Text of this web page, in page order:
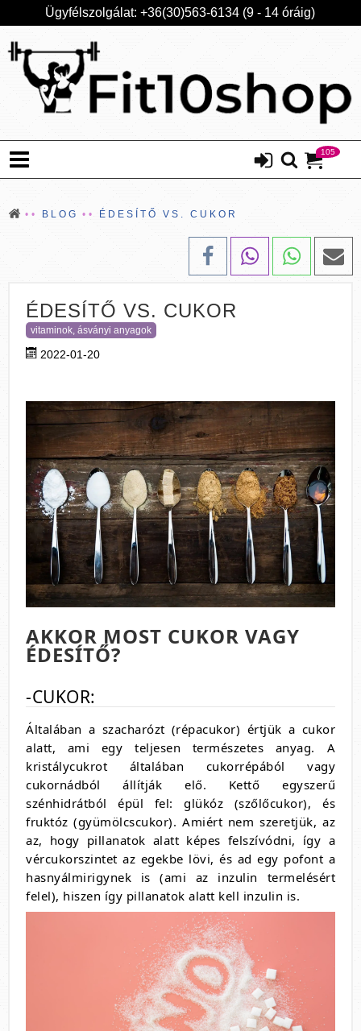
Ügyfélszolgálat: +36(30)563-6134 (9 - 14 óráig)
105
BLOG ÉDESÍTŐ VS. CUKOR
ÉDESÍTŐ VS. CUKOR
vitaminok, ásványi anyagok
2022-01-20
AKKOR MOST CUKOR VAGY
ÉDESÍTŐ?
-CUKOR:
Általában a szacharózt (répacukor) értjük a cukor
alatt, ami egy teljesen természetes anyag. A
kristálycukrot általában cukorrépából vagy
cukornádból állítják elő. Kettő egyszerű
szénhidrátból épül fel: glükóz (szőlőcukor), és
fruktóz (gyümölcscukor). Amiért nem szeretjük, az
az, hogy pillanatok alatt képes felszívódni, így a
vércukorszintet az egekbe lövi, és ad egy pofont a
hasnyálmirigynek is (ami az inzulin termelésért
felel), hiszen így pillanatok alatt kell inzulin is.